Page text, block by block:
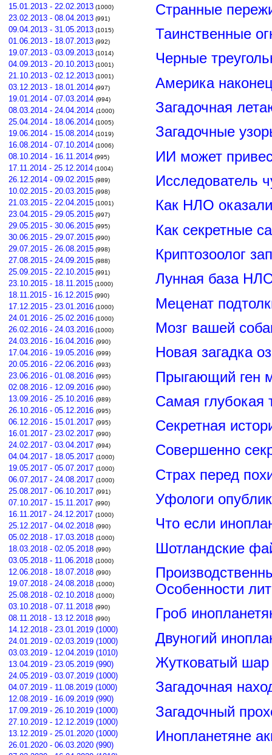
15.01.2013 - 22.02.2013 (1000)
23.02.2013 - 08.04.2013 (991)
09.04.2013 - 31.05.2013 (1015)
01.06.2013 - 18.07.2013 (992)
19.07.2013 - 03.09.2013 (1014)
04.09.2013 - 20.10.2013 (1001)
21.10.2013 - 02.12.2013 (1001)
03.12.2013 - 18.01.2014 (997)
19.01.2014 - 07.03.2014 (994)
08.03.2014 - 24.04.2014 (1000)
25.04.2014 - 18.06.2014 (1005)
19.06.2014 - 15.08.2014 (1019)
16.08.2014 - 07.10.2014 (1006)
08.10.2014 - 16.11.2014 (995)
17.11.2014 - 25.12.2014 (1004)
26.12.2014 - 09.02.2015 (989)
10.02.2015 - 20.03.2015 (998)
21.03.2015 - 22.04.2015 (1001)
23.04.2015 - 29.05.2015 (997)
29.05.2015 - 30.06.2015 (995)
30.06.2015 - 29.07.2015 (990)
29.07.2015 - 26.08.2015 (998)
27.08.2015 - 24.09.2015 (988)
25.09.2015 - 22.10.2015 (991)
23.10.2015 - 18.11.2015 (1000)
18.11.2015 - 16.12.2015 (990)
17.12.2015 - 23.01.2016 (1000)
24.01.2016 - 25.02.2016 (1000)
26.02.2016 - 24.03.2016 (1000)
24.03.2016 - 16.04.2016 (990)
17.04.2016 - 19.05.2016 (999)
20.05.2016 - 22.06.2016 (993)
23.06.2016 - 01.08.2016 (995)
02.08.2016 - 12.09.2016 (990)
13.09.2016 - 25.10.2016 (989)
26.10.2016 - 05.12.2016 (995)
06.12.2016 - 15.01.2017 (995)
16.01.2017 - 23.02.2017 (990)
24.02.2017 - 03.04.2017 (994)
04.04.2017 - 18.05.2017 (1000)
19.05.2017 - 05.07.2017 (1000)
06.07.2017 - 24.08.2017 (1000)
25.08.2017 - 06.10.2017 (991)
07.10.2017 - 15.11.2017 (990)
16.11.2017 - 24.12.2017 (1000)
25.12.2017 - 04.02.2018 (990)
05.02.2018 - 17.03.2018 (1000)
18.03.2018 - 02.05.2018 (990)
03.05.2018 - 11.06.2018 (1000)
12.06.2018 - 18.07.2018 (990)
19.07.2018 - 24.08.2018 (1000)
25.08.2018 - 02.10.2018 (1000)
03.10.2018 - 07.11.2018 (990)
08.11.2018 - 13.12.2018 (990)
14.12.2018 - 23.01.2019 (1000)
24.01.2019 - 02.03.2019 (1000)
03.03.2019 - 12.04.2019 (1010)
13.04.2019 - 23.05.2019 (990)
24.05.2019 - 03.07.2019 (1000)
04.07.2019 - 11.08.2019 (1000)
12.08.2019 - 16.09.2019 (990)
17.09.2019 - 26.10.2019 (1000)
27.10.2019 - 12.12.2019 (1000)
13.12.2019 - 25.01.2020 (1000)
26.01.2020 - 06.03.2020 (990)
Странные
Таинственные
Черные
Америка
Загадочная
Загадочные
ИИ может
Исследователь
Как НЛО
Как секретные
Криптозоолог
Лунная база
Меценат
Мозг вашей
Новая загадка
Прыгающий ген
Самая глубокая
Секретная
Совершенно
Страх перед
Уфологи
Что если
Шотландские
Особенности
Гроб
Двуногий
Жутковатый шар
Загадочная
Загадочный
Инопланетяне